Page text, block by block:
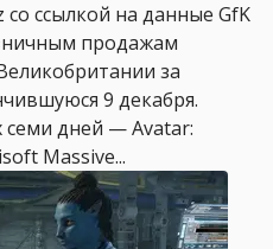
ссылкой на данные GfK
продажам
за
9 декабря.
дней — Avatar:
Massive...